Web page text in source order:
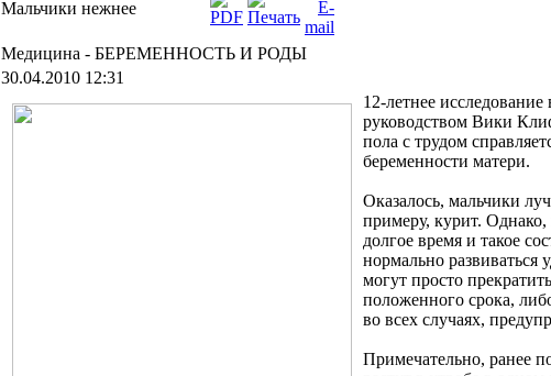
Мальчики нежнее
Медицина - БЕРЕМЕННОСТЬ И РОДЫ
30.04.2010 12:31
12-летнее
руководством Вики
пола с трудом
беременности матери.
Оказалось, мальчики
примеру, курит.
долгое время и такое
нормально развиваться
могут просто
положенного срока,
во всех случаях,
Примечательно, ранее